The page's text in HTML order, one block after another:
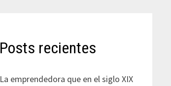
Posts recientes
La emprendedora que en el siglo XIX